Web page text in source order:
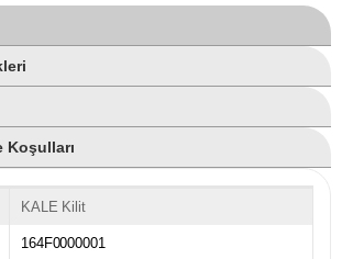
Koşulları
KALE Kilit
164F0000001